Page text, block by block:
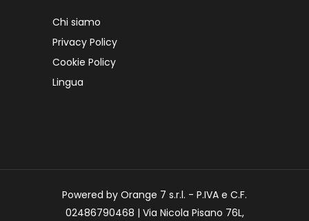
Chi siamo
Privacy Policy
Cookie Policy
Lingua
Powered by Orange 7 s.r.l. - P.IVA e C.F.
02486790468 | Via Nicola Pisano 76L,